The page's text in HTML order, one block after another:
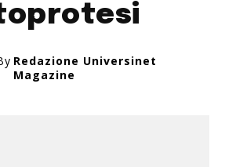
Redazione Universinet
Magazine